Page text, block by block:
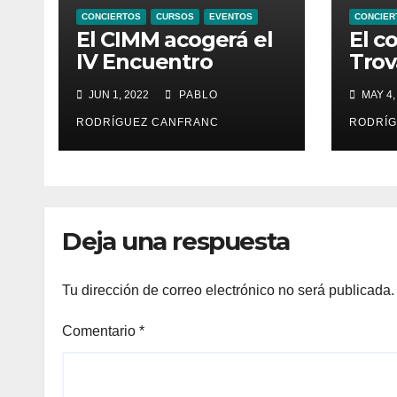
CONCIERTOS CURSOS EVENTOS
El CIMM acogerá el
IV Encuentro
Internacional de
Ministriles
JUN 1, 2022 PABLO
RODRÍGUEZ CANFRANC
El
enMAY
Deja una respuesta
Tu dirección de correo electrónico no será publicada.
Comentario *